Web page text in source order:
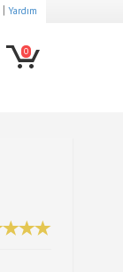
| Yardım
0